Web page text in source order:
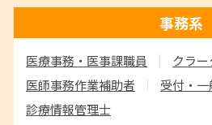
事務系
医療事務・医事課職員
クラー
医師事務作業補助者
受付・
診療情報管理士